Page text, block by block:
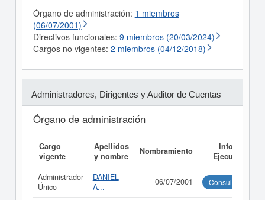
Órgano de administración: 1 miembros
(06/07/2001)
Directivos funcionales: 9 miembros (20/03/2024)
Cargos no vigentes: 2 miembros (04/12/2018)
Administradores, Dirigentes y Auditor de Cuentas
Órgano de administración
Cargo
vigente
Apellidos
y nombre
Nombramiento
Informe
Ejecutivo
Administrador
Único
DANIEL
A...
06/07/2001 Consultar